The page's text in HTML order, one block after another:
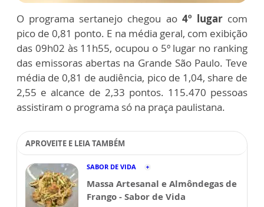
O programa sertanejo chegou ao 4º lugarcom
pico de 0,81 ponto. E na média geral, com exibição
das 09h02 às 11h55, ocupou o 5º lugar no ranking
das emissoras abertas na Grande São Paulo. Teve
média de 0,81 de audiência, pico de 1,04, share de
2,55 e alcance de 2,33 pontos. 115.470 pessoas
assistiram o programa só na praça paulistana.
APROVEITE E LEIA TAMBÉM
SABOR DE VIDA
Massa Artesanal e Almôndegas de
Frango - Sabor de Vida